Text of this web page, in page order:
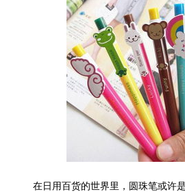
在日用百货的世界里，圆珠笔或许